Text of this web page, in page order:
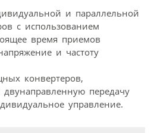
и параллельной
с использованием
время приемов
и частоту
конвертеров,
передачу
управление.